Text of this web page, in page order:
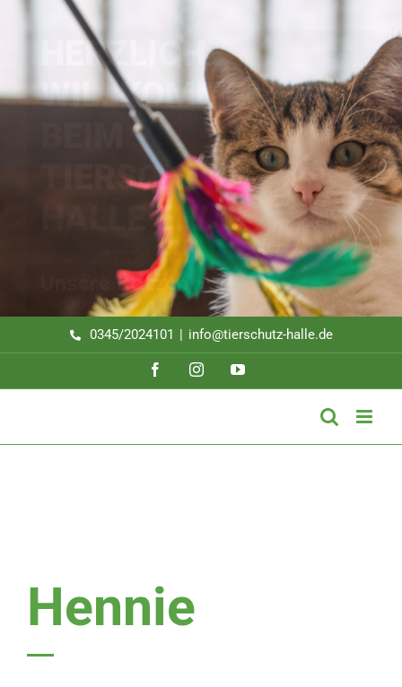
Zum
HERZLICH
WILLKOMMEN
TIERSCHUTZ
HALLE E.V.
Unsere Katzen
0345/2024101 | info@tierschutz-halle.de
FacebookInstagramYouTube
Hennie